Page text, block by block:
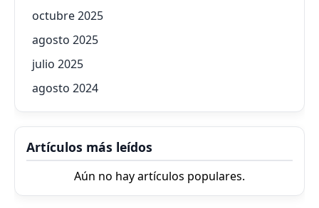
octubre 2025
agosto 2025
julio 2025
agosto 2024
Artículos más leídos
Aún no hay artículos populares.